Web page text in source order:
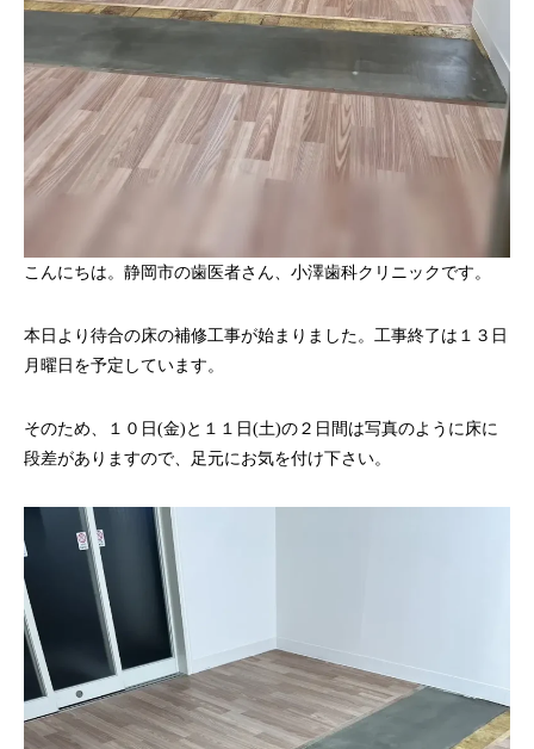
マタニティ歯科
こんにちは。静岡市の歯医者さん、小澤歯科クリニックです。
本日より待合の床の補修工事が始まりました。工事終了は１３日
月曜日を予定しています。
そのため、１０日(金)と１１日(土)の２日間は写真のように床に
段差がありますので、足元にお気を付け下さい。